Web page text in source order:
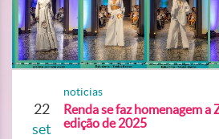
22
set
noticias
Renda se faz homenagem a
edição de 2025